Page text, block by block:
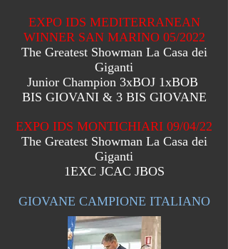
EXPO IDS MEDITERRANEAN
WINNER SAN MARINO 05/2022
The Greatest Showman La Casa dei
Giganti
Junior Champion 3xBOJ 1xBOB
BIS GIOVANI & 3 BIS GIOVANE
EXPO IDS MONTICHIARI 09/04/22
The Greatest Showman La Casa dei
Giganti
1EXC JCAC JBOS
GIOVANE CAMPIONE ITALIANO